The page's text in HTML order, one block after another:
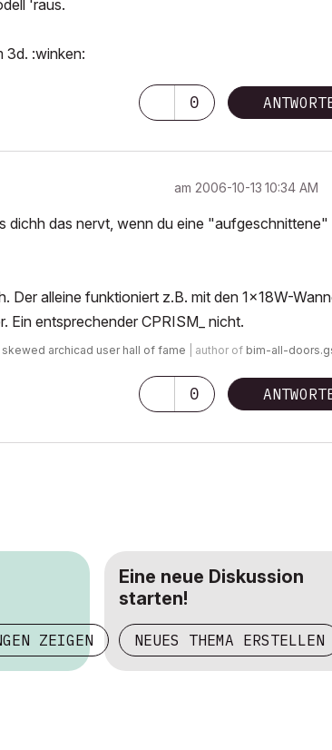
'raus.
3d. :winken:
0
am ‎2006-10-13 10:34 AM
dichh das nervt, wenn du eine "aufgeschnittene"
Der alleine funktioniert z.B. mit den 1x18W-
Ein entsprechender CPRISM_ nicht.
skewed archicad user hall of fame | author of bim-all-
0
ZEIGEN
Eine neue Diskussion
starten!
NEUES THEMA ERSTELLEN